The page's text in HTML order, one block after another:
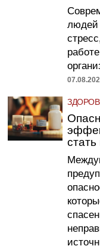
людей